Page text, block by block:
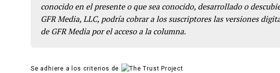
conocido en el presente o que sea conocido, desarrollado o
GFR Media, LLC, podría cobrar a los suscriptores las versiones
de GFR Media por el acceso a la columna.
Se adhiere a los criterios de